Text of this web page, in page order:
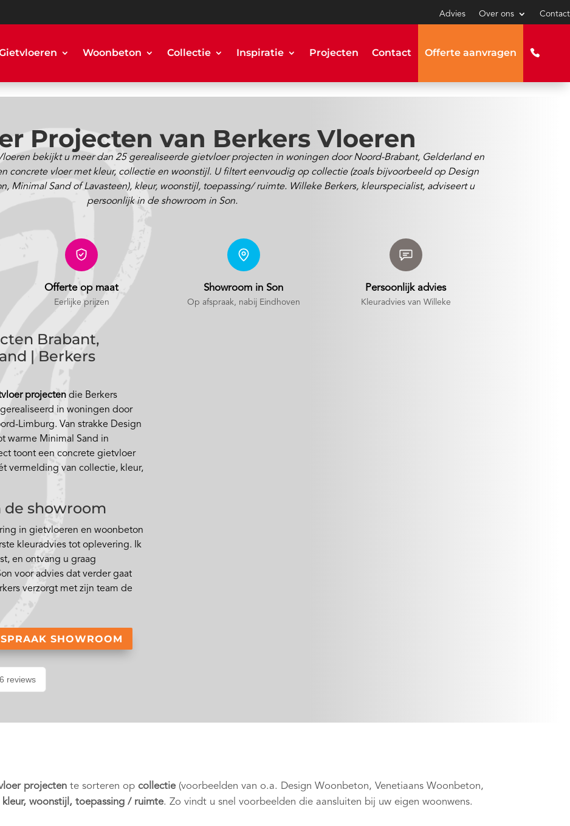
Advies Over ons Contact
Woonbeton Collectie Inspiratie Projecten Contact Offerte aanvragen
Projecten van Berkers Vloeren
bekijkt u meer dan 25 gerealiseerde gietvloer projecten in woningen door Noord-Brabant, Gelderland en
concrete vloer met kleur, collectie en woonstijl. U filtert eenvoudig op collectie (zoals bijvoorbeeld op Design
Minimal Sand of Lavasteen), kleur, woonstijl, toepassing/ ruimte. Willeke Berkers, kleurspecialist, adviseert u
persoonlijk in de showroom in Son.
Offerte op maat
Eerlijke prijzen
Showroom in Son
Op afspraak, nabij Eindhoven
Persoonlijk advies
Kleuradvies van Willeke
Brabant,
| Berkers
projecten die Berkers
in woningen door
Limburg. Van strakke Design
warme Minimal Sand in
toont een concrete gietvloer
vermelding van collectie, kleur,
de showroom
in gietvloeren en woonbeton
kleuradvies tot oplevering. Ik
en ontvang u graag
voor advies dat verder gaat
verzorgt met zijn team de
SHOWROOM
reviews
projecten te sorteren opcollectie(voorbeelden van o.a. Design Woonbeton, Venetiaans Woonbeton,
kleur, woonstijl, toepassing / ruimte. Zo vindt u snel voorbeelden die aansluiten bij uw eigen woonwens.